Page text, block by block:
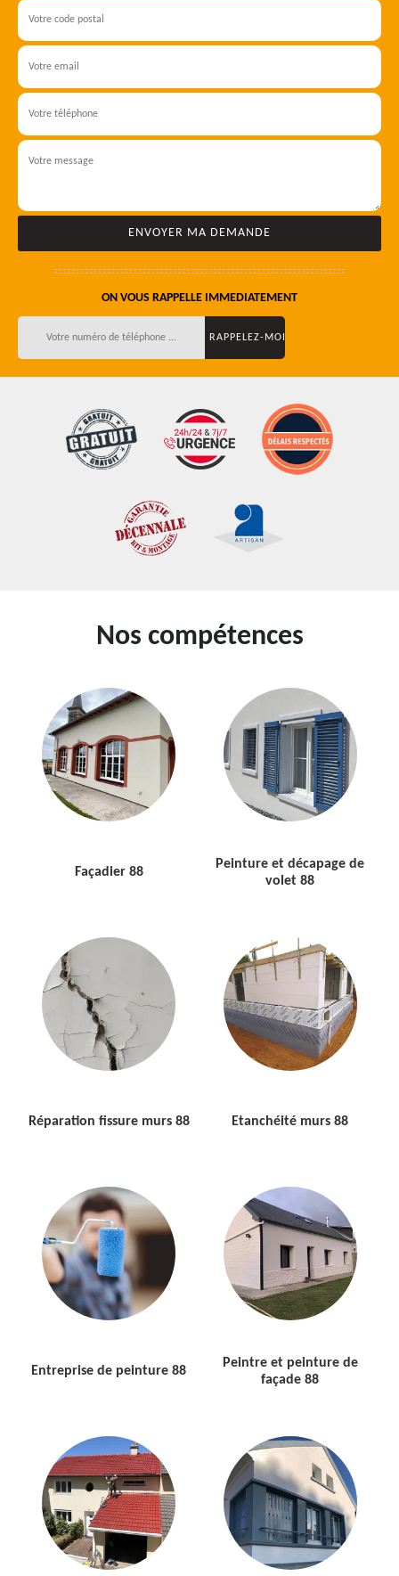
ON VOUS RAPPELLE IMMEDIATEMENT
Nos compétences
Façadier 88
Peinture et décapage de
volet 88
Réparation fissure murs 88 Etanchéité murs 88
Entreprise de peinture 88
Peintre et peinture de
façade 88